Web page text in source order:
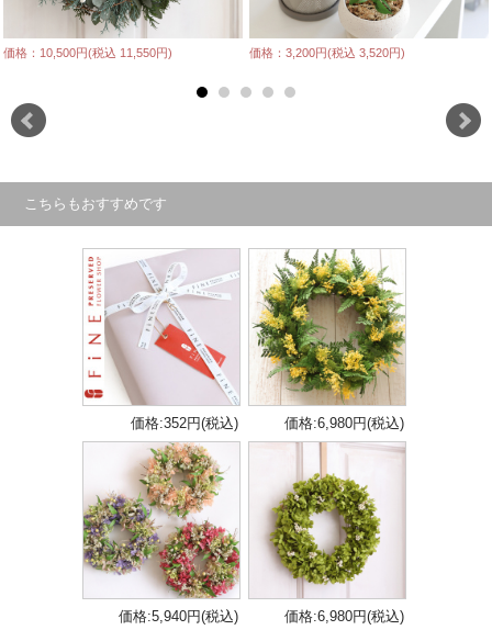
価格：10,500円(税込 11,550円) 価格：3,200円(税込 3,520円)
こちらもおすすめです
価格:352円(税込) 価格:6,980円(税込)
価格:5,940円(税込) 価格:6,980円(税込)